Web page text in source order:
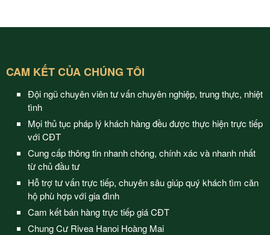
CAM KẾT CỦA CHÚNG TÔI
Đội ngũ chuyên viên tư vấn chuyên nghiệp, trung thực, nhiệt
tình
Mọi thủ tục pháp lý khách hàng đều được thực hiện trực tiếp
với CĐT
Cung cấp thông tin nhanh chóng, chính xác và nhanh nhất
từ chủ đầu tư
Hỗ trợ tư vấn trực tiếp, chuyên sâu giúp quý khách tìm căn
hộ phù hợp với gia đình
Cam kết bán hàng trực tiếp giá CĐT
Chung Cư Rivea Hanoi Hoàng Mai